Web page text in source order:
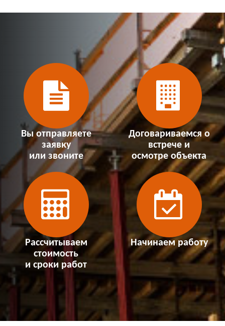
Вы отправляете
заявку
или звоните
Договариваемся о
встрече и
осмотре объекта
Рассчитываем
стоимость
и сроки работ
Начинаем работу